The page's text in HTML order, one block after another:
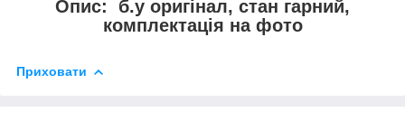
Опис: б.у оригінал, стан гарний,
комплектація на фото
Приховати